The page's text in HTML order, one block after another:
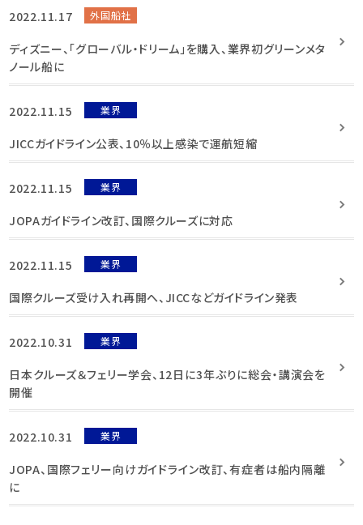
2022.11.17 外国船社
ディズニー、「グローバル・ドリーム」を購入、業界初グリーンメタ
ノール船に
2022.11.15 業界
JICCガイドライン公表、10％以上感染で運航短縮
2022.11.15 業界
JOPAガイドライン改訂、国際クルーズに対応
2022.11.15 業界
国際クルーズ受け入れ再開へ、JICCなどガイドライン発表
2022.10.31 業界
日本クルーズ＆フェリー学会、12日に3年ぶりに総会・講演会を
開催
2022.10.31 業界
JOPA、国際フェリー向けガイドライン改訂、有症者は船内隔離
に